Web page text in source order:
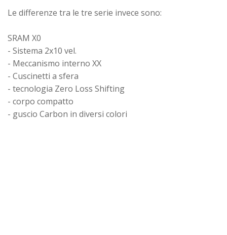
Le differenze tra le tre serie invece sono:
SRAM X0
- Sistema 2x10 vel.
- Meccanismo interno XX
- Cuscinetti a sfera
- tecnologia Zero Loss Shifting
- corpo compatto
- guscio Carbon in diversi colori